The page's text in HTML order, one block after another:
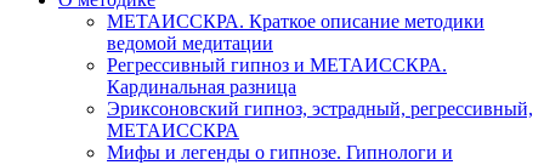
МЕТАИССКРА. Краткое описание методики
ведомой медитации
Регрессивный гипноз и МЕТАИССКРА.
Кардинальная разница
Эриксоновский гипноз, эстрадный, регрессивный,
МЕТАИССКРА
Мифы и легенды о гипнозе. Гипнологи и